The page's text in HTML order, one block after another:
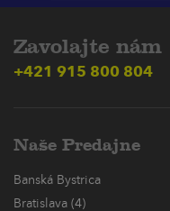
Zavolajte nám
+421 915 800 804
Naše Predajne
Banská Bystrica
Bratislava (4)